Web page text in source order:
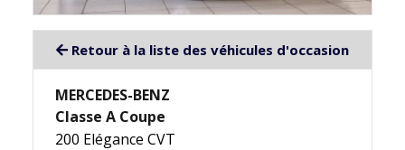
Retour à la liste des véhicules d'occasion
MERCEDES-BENZ
Classe A Coupe
200 Elégance CVT